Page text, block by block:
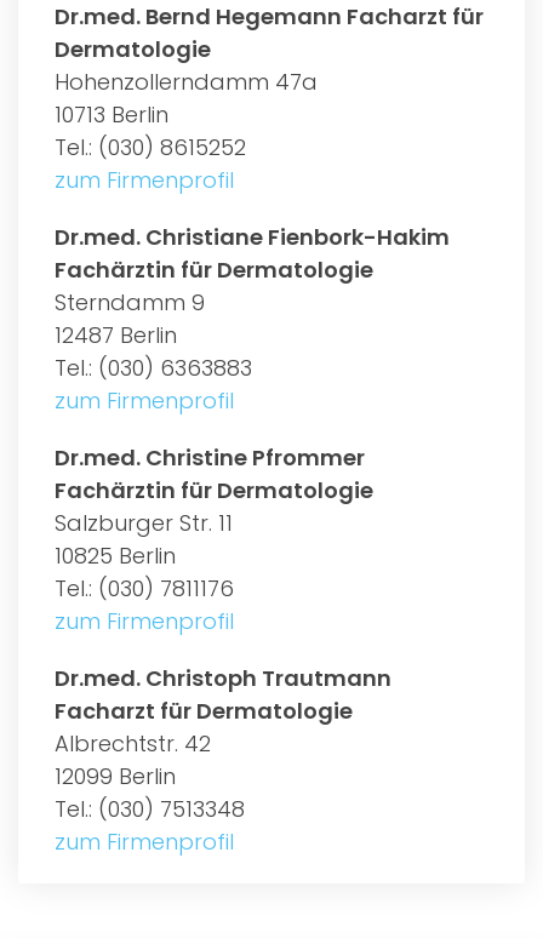
Dr.med. Bernd Hegemann Facharzt für
Dermatologie
Hohenzollerndamm 47a
10713 Berlin
Tel.: (030) 8615252
zum Firmenprofil
Dr.med. Christiane Fienbork-Hakim
Fachärztin für Dermatologie
Sterndamm 9
12487 Berlin
Tel.: (030) 6363883
zum Firmenprofil
Dr.med. Christine Pfrommer
Fachärztin für Dermatologie
Salzburger Str. 11
10825 Berlin
Tel.: (030) 7811176
zum Firmenprofil
Dr.med. Christoph Trautmann
Facharzt für Dermatologie
Albrechtstr. 42
12099 Berlin
Tel.: (030) 7513348
zum Firmenprofil